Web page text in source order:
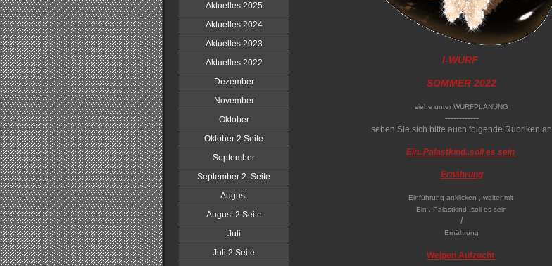
Aktuelles 2025
Aktuelles 2024
Aktuelles 2023
Aktuelles 2022
Dezember
November
Oktober
Oktober 2.Seite
September
September 2. Seite
August
August 2.Seite
Juli
Juli 2.Seite
I-WURF
SOMMER 2022
siehe unter WURFPLANUNG
------------
sehen Sie sich bitte auch folgende Rubriken an
Ein..Palastkind..soll es sein
Ernährung
Einführung anklicken , weiter mit
Ein ..Palastkind..soll es sein
/
Ernährung
Welpen Aufzucht